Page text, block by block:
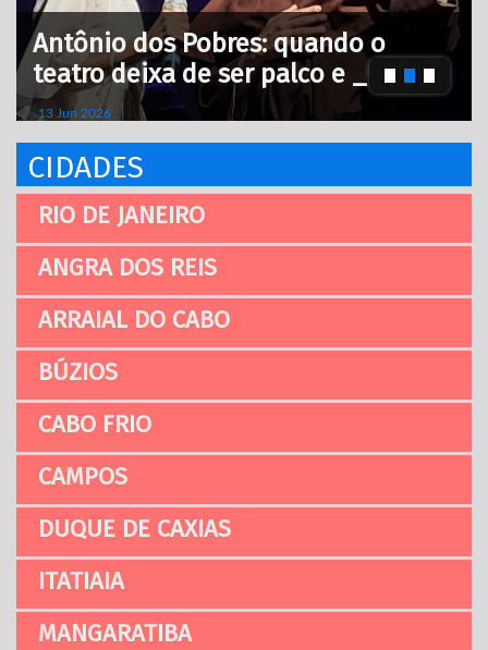
Antônio dos Pobres: quando o
teatro deixa de ser palco e _
13 Jun 2026
CIDADES
RIO DE JANEIRO
ANGRA DOS REIS
ARRAIAL DO CABO
BÚZIOS
CABO FRIO
CAMPOS
DUQUE DE CAXIAS
ITATIAIA
MANGARATIBA